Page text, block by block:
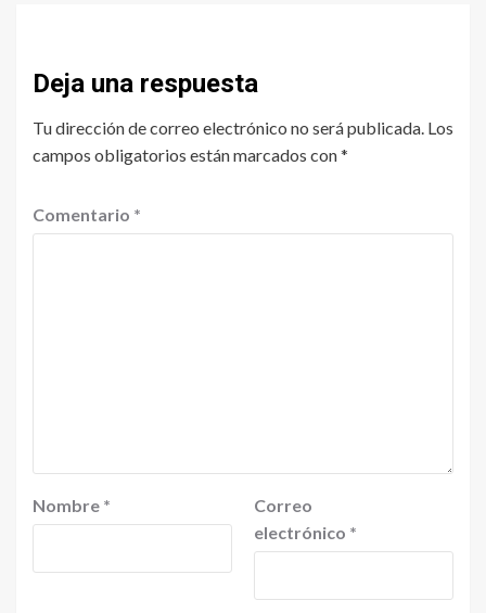
Deja una respuesta
Tu dirección de correo electrónico no será publicada. Los
campos obligatorios están marcados con*
Comentario *
Nombre *
Correo
electrónico *